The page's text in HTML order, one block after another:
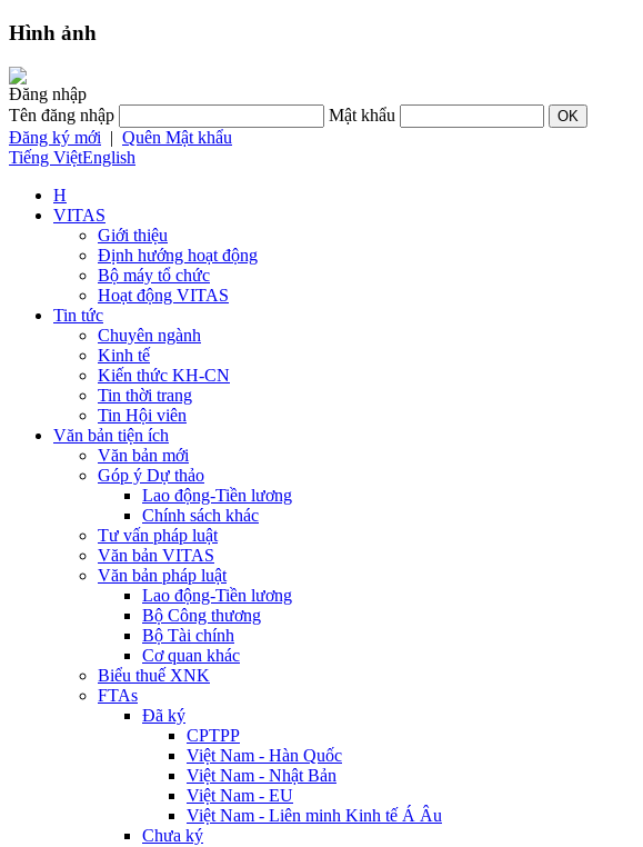
Hình ảnh
Đăng nhập
Tên đăng nhập
Mật khẩu
Đăng ký mới | Quên Mật khẩu
Tiếng ViệtEnglish
H
VITAS
Giới thiệu
Định hướng hoạt động
Bộ máy tổ chức
Hoạt động VITAS
Tin tức
Chuyên ngành
Kinh tế
Kiến thức KH-CN
Tin thời trang
Tin Hội viên
Văn bản tiện ích
Văn bản mới
Góp ý Dự thảo
Lao động-Tiền lương
Chính sách khác
Tư vấn pháp luật
Văn bản VITAS
Văn bản pháp luật
Lao động-Tiền lương
Bộ Công thương
Bộ Tài chính
Cơ quan khác
Biểu thuế XNK
FTAs
Đã ký
CPTPP
Việt Nam - Hàn Quốc
Việt Nam - Nhật Bản
Việt Nam - EU
Việt Nam - Liên minh Kinh tế Á Âu
Chưa ký